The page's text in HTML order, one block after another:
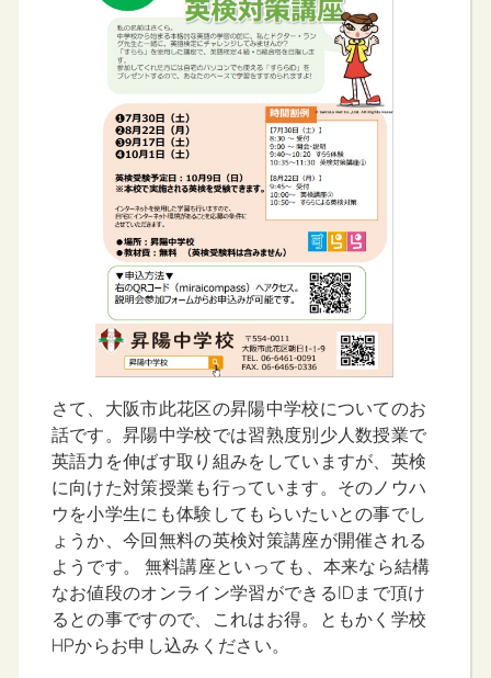
さて、大阪市此花区の昇陽中学校についてのお
話です。昇陽中学校では習熟度別少人数授業で
英語力を伸ばす取り組みをしていますが、英検
に向けた対策授業も行っています。そのノウハ
ウを小学生にも体験してもらいたいとの事でし
ょうか、今回無料の英検対策講座が開催される
ようです。 無料講座といっても、本来なら結構
なお値段のオンライン学習ができるIDまで頂け
るとの事ですので、これはお得。ともかく学校
HPからお申し込みください。